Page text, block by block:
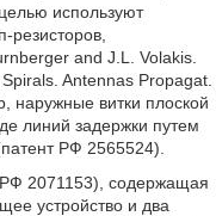
используют
резисторов,
and J.L. Volakis.
Antennas Propagat.
наружные витки плоской
линий задержки путем
РФ 2565524).
РФ 2071153), содержащая
устройство и два